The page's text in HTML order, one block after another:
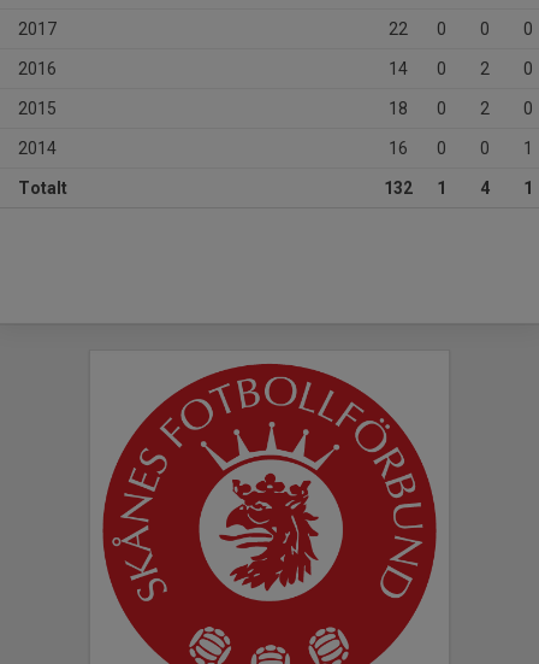
2017 22 0 0 0
2016 14 0 2 0
2015 18 0 2 0
2014 16 0 0 1
Totalt 132 1 4 1